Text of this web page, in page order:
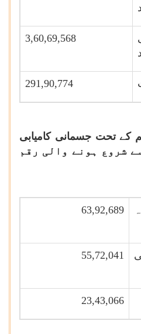
3,60,69,568
291,90,774
جنوری 2025 سے شروع ہونے والی رقم
63,92,689
55,72,041
23,43,066